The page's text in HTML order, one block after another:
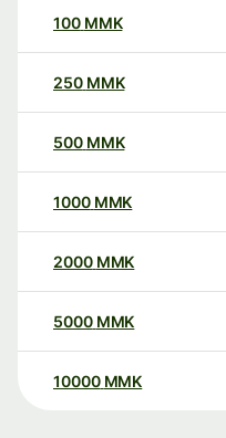
100 MMK
250 MMK
500 MMK
1000 MMK
2000 MMK
5000 MMK
10000 MMK